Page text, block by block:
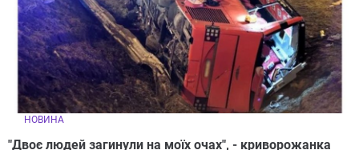
НОВИНА
"Двоє людей загинули на моїх очах", - криворожанка